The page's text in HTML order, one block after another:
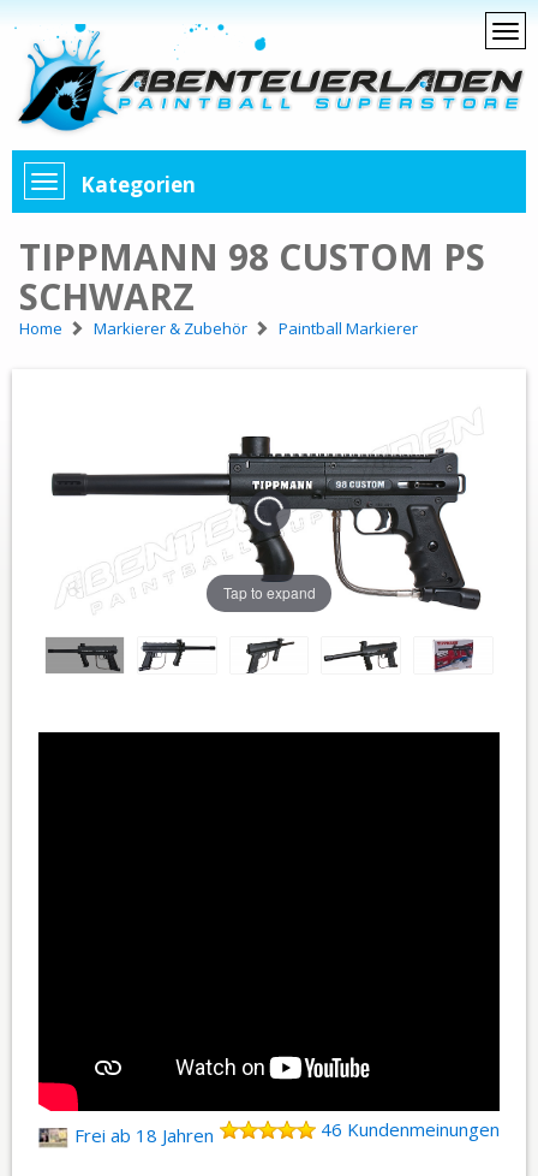
Kategorien
TIPPMANN 98 CUSTOM PS
SCHWARZ
Home Markierer & Zubehör Paintball Markierer
Tap to expand
Frei ab 18 Jahren 46 Kundenmeinungen